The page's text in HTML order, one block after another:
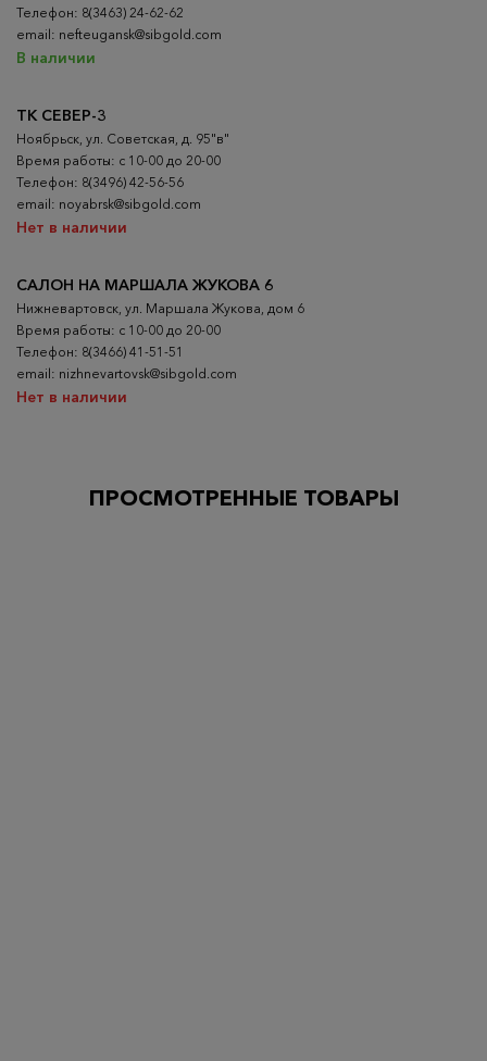
ТК СЕВЕР-3
Ноябрьск, ул. Советская, д. 95"в"
Время работы: с 10-00 до 20-00
Телефон: 8(3496) 42-56-56
email: noyabrsk@sibgold.com
Нет в наличии
Телефон: 8(3463) 24-62-62
email: nefteugansk@sibgold.com
В наличии
САЛОН НА МАРШАЛА ЖУКОВА 6
Нижневартовск, ул. Маршала Жукова, дом 6
Время работы: с 10-00 до 20-00
Телефон: 8(3466) 41-51-51
email: nizhnevartovsk@sibgold.com
Нет в наличии
ПРОСМОТРЕННЫЕ ТОВАРЫ